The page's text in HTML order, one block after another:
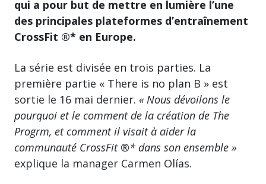
qui a pour but de mettre en lumière l’une
des principales plateformes d’entraînement
CrossFit ®* en Europe.
La série est divisée en trois parties. La
première partie « There is no plan B » est
sortie le 16 mai dernier. « Nous dévoilons le
pourquoi et le comment de la création de The
Progrm, et comment il visait à aider la
communauté CrossFit ®* dans son ensemble »
explique la manager Carmen Olías.